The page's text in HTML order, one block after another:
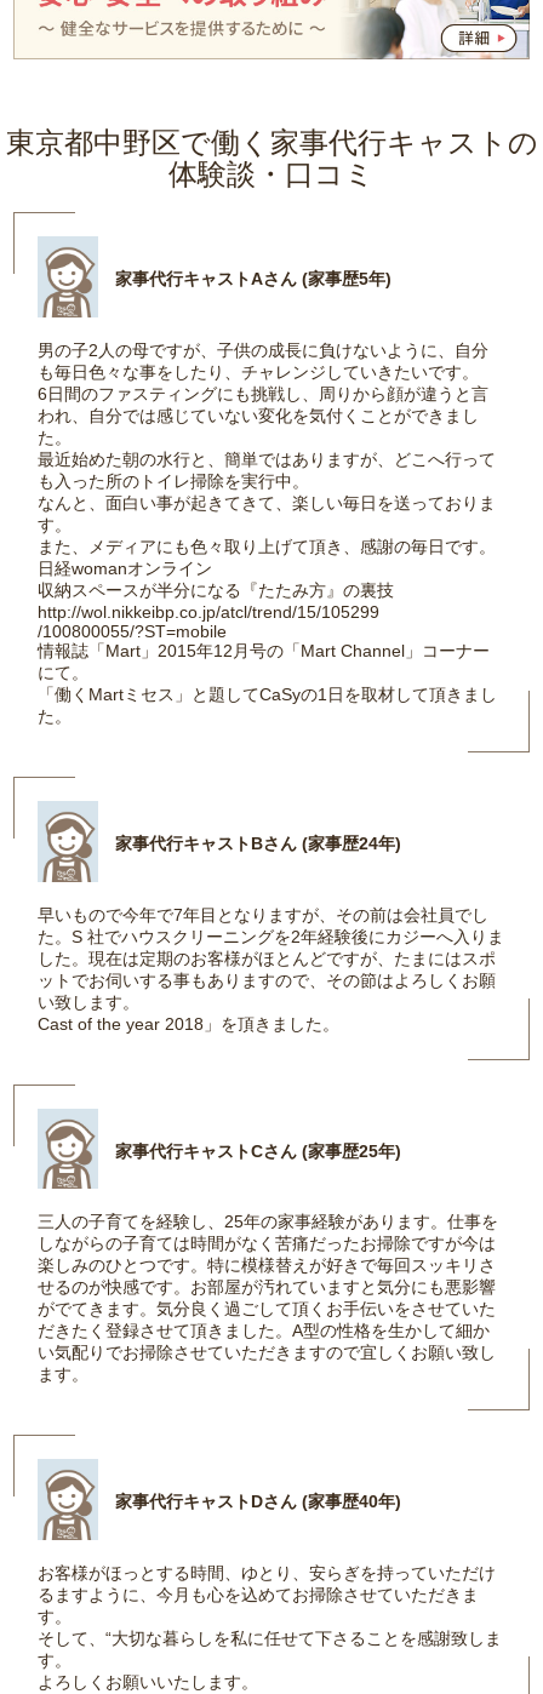
東京都中野区で働く家事代行キャストの
体験談・口コミ
家事代行キャストAさん (家事歴5年)
男の子2人の母ですが、子供の成長に負けないように、自分
も毎日色々な事をしたり、チャレンジしていきたいです。
6日間のファスティングにも挑戦し、周りから顔が違うと言
われ、自分では感じていない変化を気付くことができまし
た。
最近始めた朝の水行と、簡単ではありますが、どこへ行って
も入った所のトイレ掃除を実行中。
なんと、面白い事が起きてきて、楽しい毎日を送っておりま
す。
また、メディアにも色々取り上げて頂き、感謝の毎日です。
日経womanオンライン
収納スペースが半分になる『たたみ方』の裏技
http://wol.nikkeibp.co.jp/atcl/trend/15/105299
/100800055/?ST=mobile
情報誌「Mart」2015年12月号の「Mart Channel」コーナー
にて。
「働くMartミセス」と題してCaSyの1日を取材して頂きまし
た。
家事代行キャストBさん (家事歴24年)
早いもので今年で7年目となりますが、その前は会社員でし
た。S 社でハウスクリーニングを2年経験後にカジーへ入りま
した。現在は定期のお客様がほとんどですが、たまにはスポ
ットでお伺いする事もありますので、その節はよろしくお願
い致します。
Cast of the year 2018」を頂きました。
家事代行キャストCさん (家事歴25年)
三人の子育てを経験し、25年の家事経験があります。仕事を
しながらの子育ては時間がなく苦痛だったお掃除ですが今は
楽しみのひとつです。特に模様替えが好きで毎回スッキリさ
せるのが快感です。お部屋が汚れていますと気分にも悪影響
がでてきます。気分良く過ごして頂くお手伝いをさせていた
だきたく登録させて頂きました。A型の性格を生かして細か
い気配りでお掃除させていただきますので宜しくお願い致し
ます。
家事代行キャストDさん (家事歴40年)
お客様がほっとする時間、ゆとり、安らぎを持っていただけ
るますように、今月も心を込めてお掃除させていただきま
す。
そして、“大切な暮らしを私に任せて下さることを感謝致しま
す。
よろしくお願いいたします。